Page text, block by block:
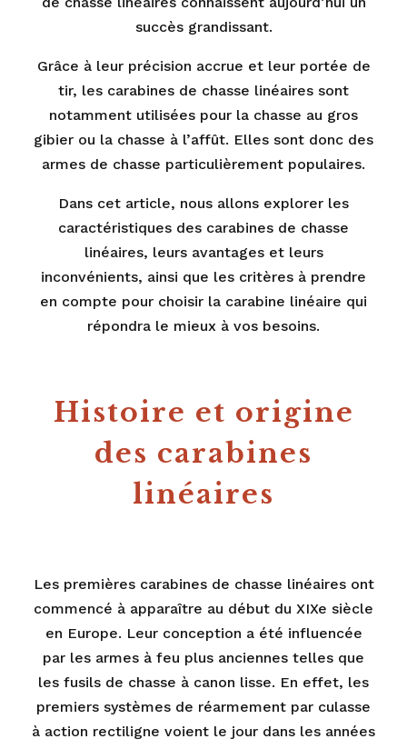
succès grandissant.
Grâce à leur précision accrue et leur portée de
tir, les carabines de chasse linéaires sont
notamment utilisées pour la chasse au gros
gibier ou la chasse à l’affût. Elles sont donc des
armes de chasse particulièrement populaires.
Dans cet article, nous allons explorer les
caractéristiques des carabines de chasse
linéaires, leurs avantages et leurs
inconvénients, ainsi que les critères à prendre
en compte pour choisir la carabine linéaire qui
répondra le mieux à vos besoins.
Histoire et origine
des carabines
linéaires
Les premières carabines de chasse linéaires ont
commencé à apparaître au début du XIXe siècle
en Europe. Leur conception a été influencée
par les armes à feu plus anciennes telles que
les fusils de chasse à canon lisse. En effet, les
premiers systèmes de réarmement par culasse
à action rectiligne voient le jour dans les années